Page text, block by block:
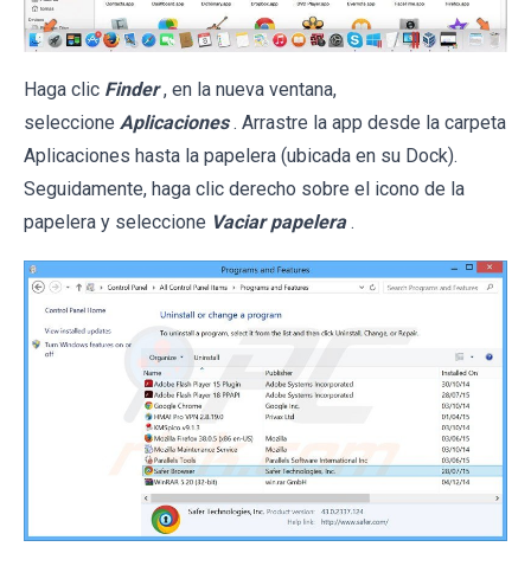
Haga clic Finder , en la nueva ventana,
seleccione Aplicaciones . Arrastre la app desde la carpeta
Aplicaciones hasta la papelera (ubicada en su Dock).
Seguidamente, haga clic derecho sobre el icono de la
papelera y seleccione Vaciar papelera .